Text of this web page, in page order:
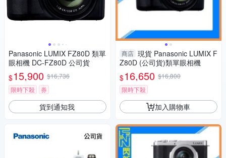
Panasonic LUMIX FZ80D 類單
眼相機 DC-FZ80D 公司貨
$15,900 $16,736
限時下殺
券
貨到通知我
商店 現貨 Panasonic LUMIX F
Z80D (公司貨)類單眼相機
$16,650 $16,800
限時下殺
加入購物車